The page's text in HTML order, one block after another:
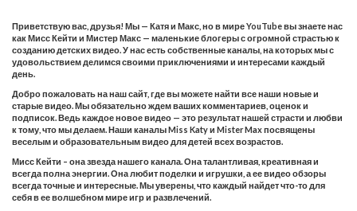
Приветствую вас, друзья! Мы — Катя и Макс, но в мире YouTube вы знаете нас
как Мисс Кейти и Мистер Макс — маленькие блогеры с огромной страстью к
созданию детских видео. У нас есть собственные каналы, на которых мы с
удовольствием делимся своими приключениями и интересами каждый
день.
Добро пожаловать на наш сайт, где вы можете найти все наши новые и
старые видео. Мы обязательно ждем ваших комментариев, оценок и
подписок. Ведь каждое новое видео — это результат нашей страсти и любви
к тому, что мы делаем. Наши каналы Miss Katy и Mister Max посвящены
веселым и образовательным видео для детей всех возрастов.
Мисс Кейти – она звезда нашего канала. Она талантливая, креативная и
всегда полна энергии. Она любит поделки и игрушки, а ее видео обзоры
всегда точные и интересные. Мы уверены, что каждый найдет что-то для
себя в ее волшебном мире игр и развлечений.